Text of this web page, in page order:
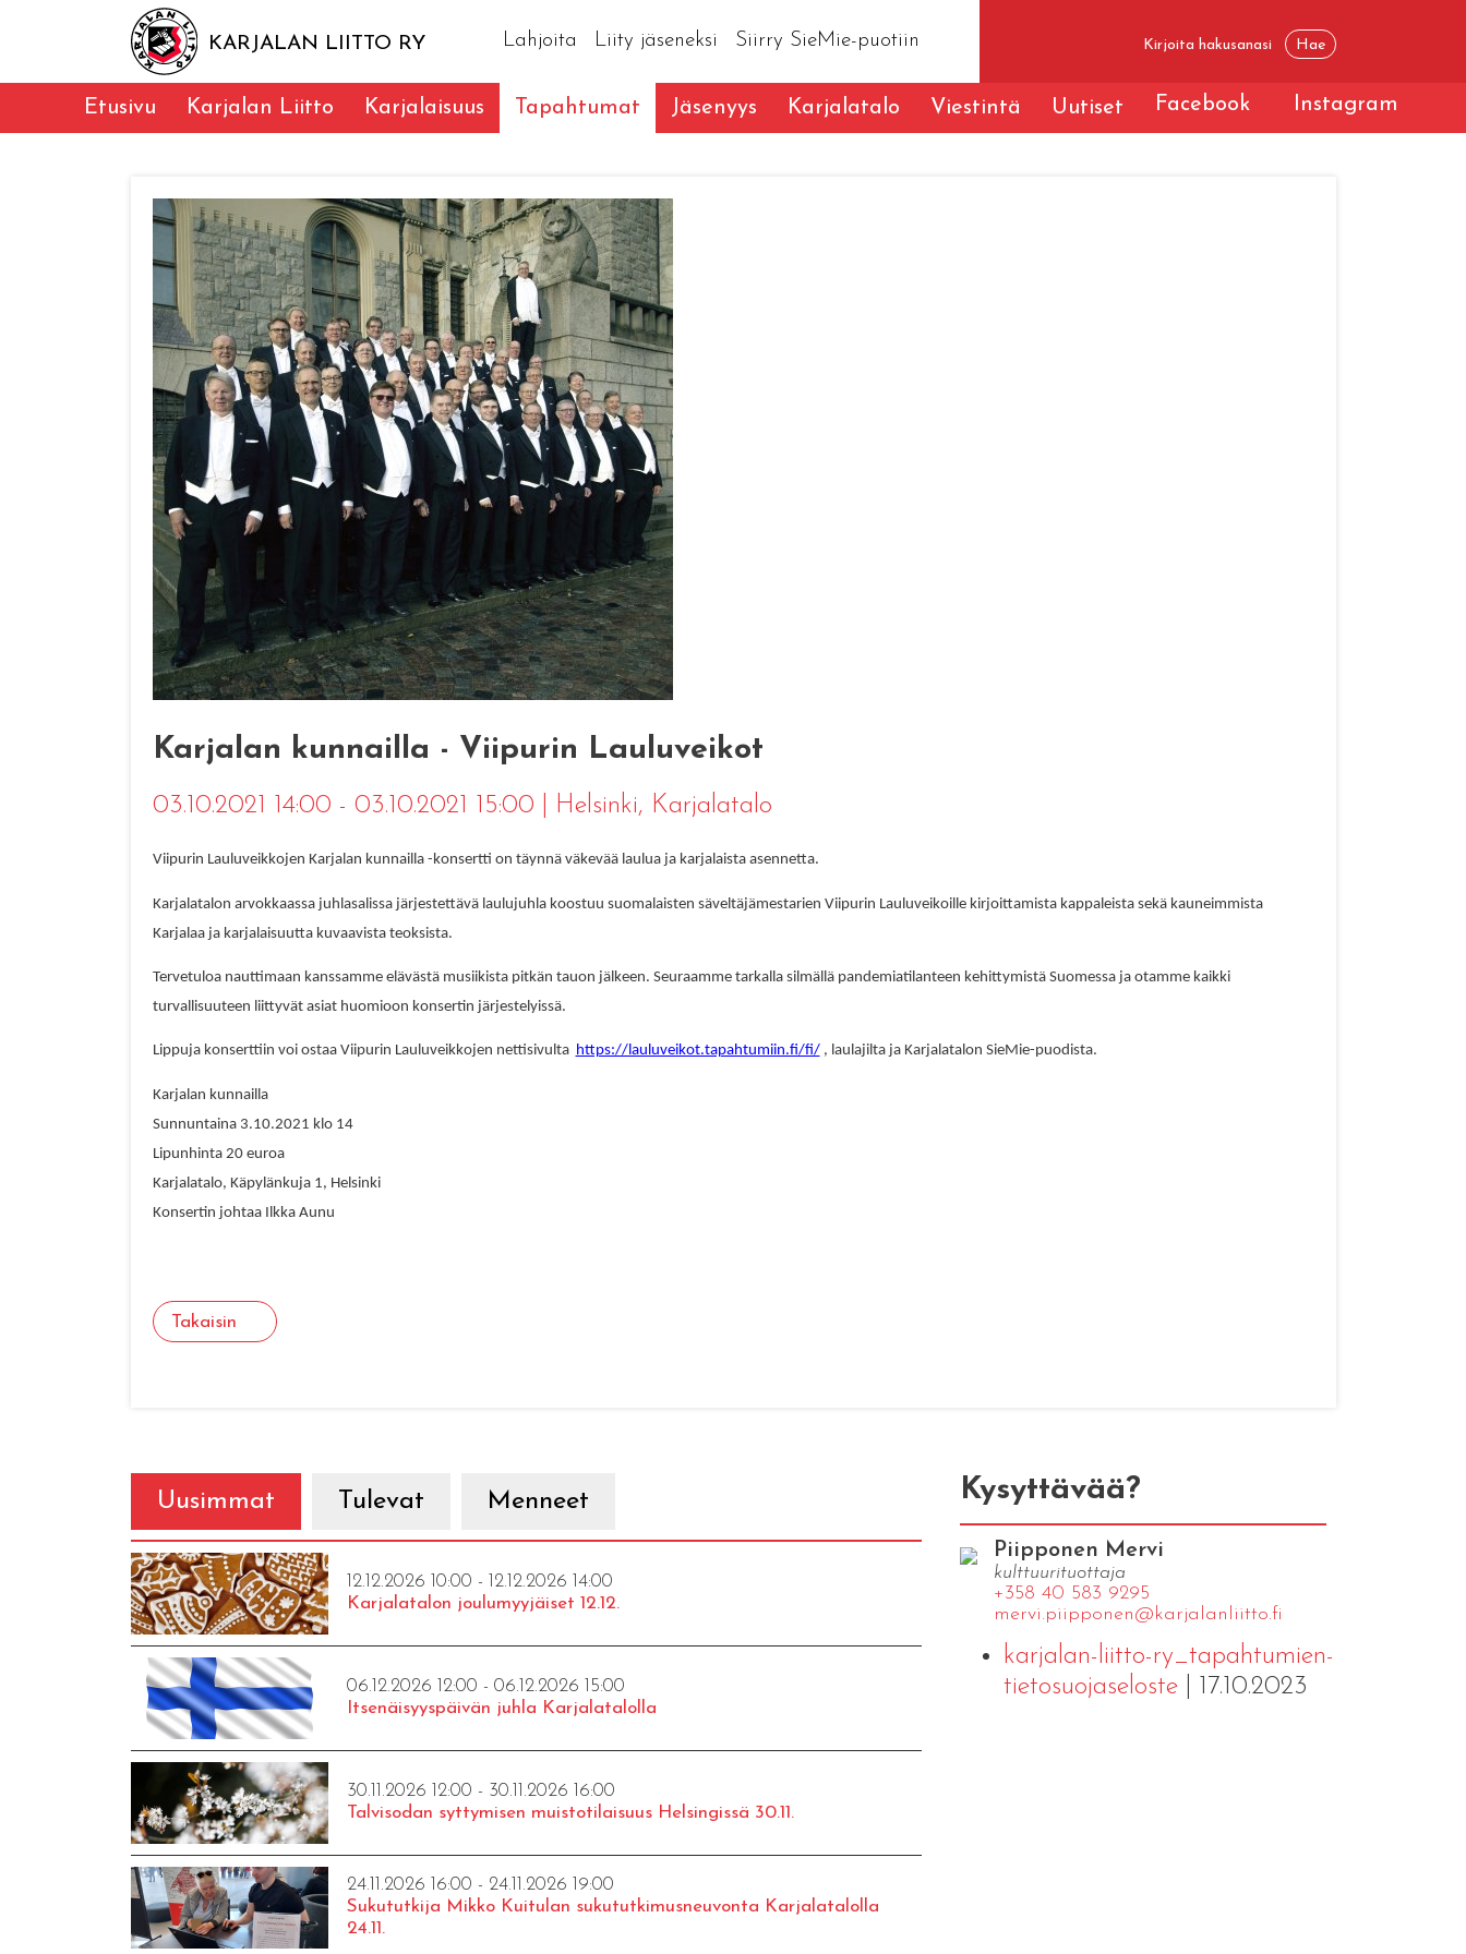
KARJALAN LIITTO RY Lahjoita Liity jäseneksi Siirry SieMie-puotiin
Etusivu Karjalan Liitto Karjalaisuus Tapahtumat Jäsenyys Karjalatalo Viestintä Uutiset Facebook Instagram
Karjalan kunnailla - Viipurin Lauluveikot
03.10.2021 14:00 - 03.10.2021 15:00 Helsinki, Karjalatalo
Viipurin Lauluveikkojen Karjalan kunnailla -konsertti on täynnä väkevää laulua ja karjalaista asennetta.
Karjalatalon arvokkaassa juhlasalissa järjestettävä laulujuhla koostuu suomalaisten säveltäjämestarien Viipurin Lauluveikoille kirjoittamista kappaleista sekä kauneimmista
Karjalaa ja karjalaisuutta kuvaavista teoksista.
Tervetuloa nauttimaan kanssamme elävästä musiikista pitkän tauon jälkeen. Seuraamme tarkalla silmällä pandemiatilanteen kehittymistä Suomessa ja otamme kaikki
turvallisuuteen liittyvät asiat huomioon konsertin järjestelyissä.
Lippuja konserttiin voi ostaa Viipurin Lauluveikkojen nettisivulta https://lauluveikot.tapahtumiin.fi/fi/, laulajilta ja Karjalatalon SieMie-puodista.
Karjalan kunnailla
Sunnuntaina 3.10.2021 klo 14
Lipunhinta 20 euroa
Karjalatalo, Käpylänkuja 1, Helsinki
Konsertin johtaa Ilkka Aunu
Takaisin
Uusimmat Tulevat Menneet
12.12.2026 10:00 - 12.12.2026 14:00
Karjalatalon joulumyyjäiset 12.12.
06.12.2026 12:00 - 06.12.2026 15:00
Itsenäisyyspäivän juhla Karjalatalolla
30.11.2026 12:00 - 30.11.2026 16:00
Talvisodan syttymisen muistotilaisuus Helsingissä 30.11.
24.11.2026 16:00 - 24.11.2026 19:00
Sukututkija Mikko Kuitulan sukututkimusneuvonta Karjalatalolla
24.11.
Kysyttävää?
Piipponen Mervi
kulttuurituottaja
+358 40 583 9295
mervi.​piipponen@​kar​jala​nlii​tto.​fi
karjalan-liitto-ry_tapahtumien-
tietosuojaseloste| 17.10.2023